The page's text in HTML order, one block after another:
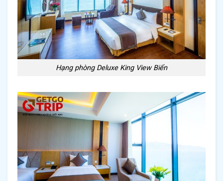
Hạng phòng Deluxe King View Biển